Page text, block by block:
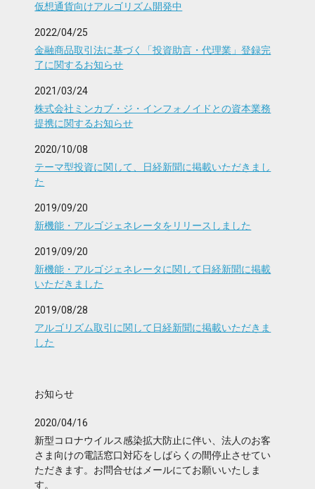
仮想通貨向けアルゴリズム開発中
2022/04/25
金融商品取引法に基づく「投資助言・代理業」登録完
了に関するお知らせ
2021/03/24
株式会社ミンカブ・ジ・インフォノイドとの資本業務
提携に関するお知らせ
2020/10/08
テーマ型投資に関して、日経新聞に掲載いただきまし
た
2019/09/20
新機能・アルゴジェネレータをリリースしました
2019/09/20
新機能・アルゴジェネレータに関して日経新聞に掲載
いただきました
2019/08/28
アルゴリズム取引に関して日経新聞に掲載いただきま
した
お知らせ
2020/04/16
新型コロナウイルス感染拡大防止に伴い、法人のお客
さま向けの電話窓口対応をしばらくの間停止させてい
ただきます。お問合せはメールにてお願いいたしま
す。